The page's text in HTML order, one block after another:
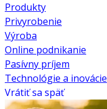
Produkty
Privyrobenie
Výroba
Online podnikanie
Pasívny príjem
Technológie a inovácie
Vrátiť sa späť